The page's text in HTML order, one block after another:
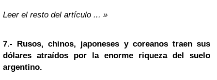
Leer el resto del artículo ... »
7.- Rusos, chinos, japoneses y coreanos traen sus
dólares atraídos por la enorme riqueza del suelo
argentino.